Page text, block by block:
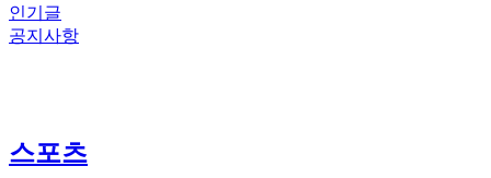
인기글
공지사항
스포츠